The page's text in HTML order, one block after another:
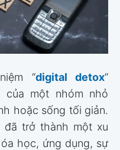
“digital detox”
một nhóm nhỏ
hoặc sống tối giản.
đã trở thành một xu
học, ứng dụng, sự